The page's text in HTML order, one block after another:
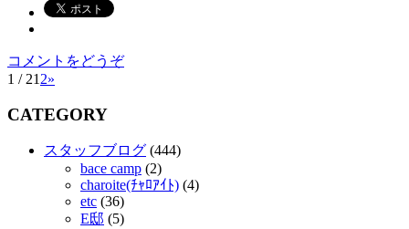
コメントをどうぞ
1 / 21 2»
CATEGORY
スタッフブログ (444)
bace camp (2)
charoite(ﾁｬﾛｱｲﾄ) (4)
etc (36)
E邸 (5)